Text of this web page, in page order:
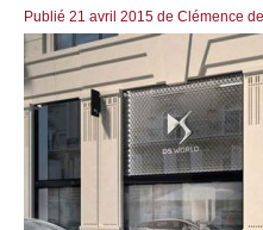
Publié 21 avril 2015 de Clémence